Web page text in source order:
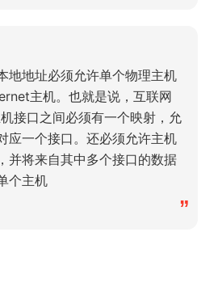
地地址必须允许单个物理主机
主机。也就是说，互联网
接口之间必须有一个映射，允
应一个接口。还必须允许主机
并将来自其中多个接口的数据
个主机
”